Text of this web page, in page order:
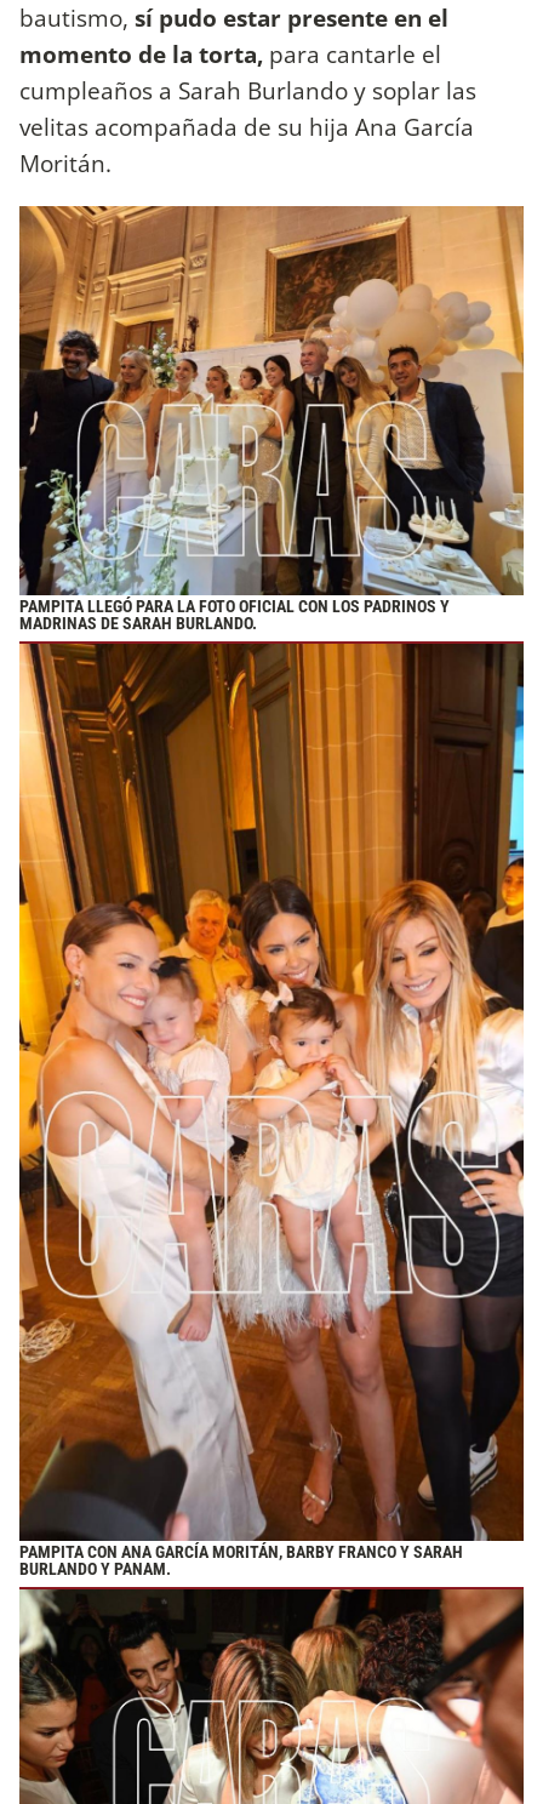
bautismo, sí pudo estar presente en el
momento de la torta, para cantarle el
cumpleaños a Sarah Burlando y soplar las
velitas acompañada de su hija Ana García
Moritán.
PAMPITA LLEGÓ PARA LA FOTO OFICIAL CON LOS PADRINOS Y
MADRINAS DE SARAH BURLANDO.
PAMPITA CON ANA GARCÍA MORITÁN, BARBY FRANCO Y SARAH
BURLANDO Y PANAM.